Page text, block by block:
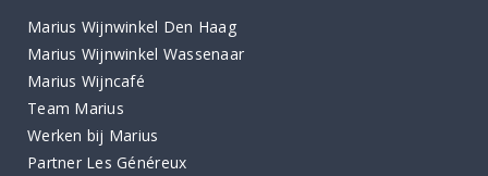
Marius Wijnwinkel Den Haag
Marius Wijnwinkel Wassenaar
Marius Wijncafé
Team Marius
Werken bij Marius
Partner Les Généreux